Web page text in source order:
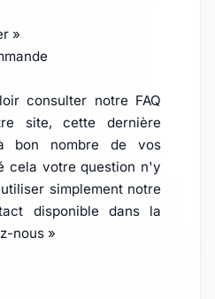
»
consulter notre FAQ
site, cette dernière
bon nombre de vos
cela votre question n'y
simplement notre
disponible dans la
nous »